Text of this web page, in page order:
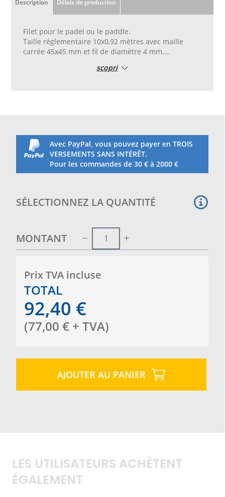
Description Délais de production
Filet pour le padel ou le paddle.
Taille réglementaire 10x0,92 mètres avec maille
carrée 45x45 mm et fil de diamètre 4 mm.
noire et stabilisé aux UV, thermofixé à l‘autoclave.
scopri
Avec PayPal, vous pouvez payer en TROIS
VERSEMENTS SANS INTÉRÊT.
Pour les commandes de 30 € à 2000 €
SÉLECTIONNEZ LA QUANTITÉ
MONTANT
Prix ​​TVA incluse
TOTAL
92,40 €
(77,00 € + TVA)
AJOUTER AU PANIER
LES UTILISATEURS ACHÈTENT
ÉGALEMENT